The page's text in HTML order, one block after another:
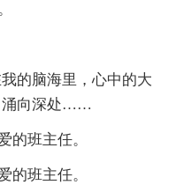
的脑海里，心中的大
涌向深处……
的班主任。
的班主任。